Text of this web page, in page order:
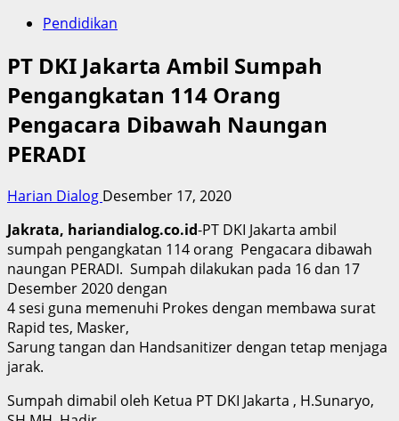
Pendidikan
PT DKI Jakarta Ambil Sumpah
Pengangkatan 114 Orang
Pengacara Dibawah Naungan
PERADI
Harian Dialog Desember 17, 2020
Jakrata, hariandialog.co.id-PT DKI Jakarta ambil
sumpah pengangkatan 114 orang Pengacara dibawah
naungan PERADI. Sumpah dilakukan pada 16 dan 17
Desember 2020 dengan
4 sesi guna memenuhi Prokes dengan membawa surat
Rapid tes, Masker,
Sarung tangan dan Handsanitizer dengan tetap menjaga
jarak.
Sumpah dimabil oleh Ketua PT DKI Jakarta , H.Sunaryo,